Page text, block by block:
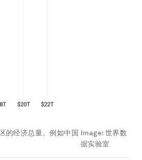
的经济总量。例如中国 Image: 世界数
据实验室